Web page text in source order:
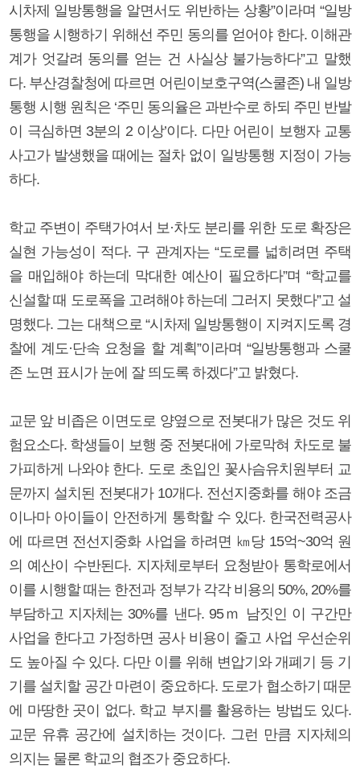
시차제 일방통행을 알면서도 위반하는 상황”이라며 “일방
통행을 시행하기 위해선 주민 동의를 얻어야 한다. 이해관
계가 엇갈려 동의를 얻는 건 사실상 불가능하다”고 말했
다. 부산경찰청에 따르면 어린이보호구역(스쿨존) 내 일방
통행 시행 원칙은 ‘주민 동의율은 과반수로 하되 주민 반발
이 극심하면 3분의 2 이상’이다. 다만 어린이 보행자 교통
사고가 발생했을 때에는 절차 없이 일방통행 지정이 가능
하다.
학교 주변이 주택가여서 보·차도 분리를 위한 도로 확장은
실현 가능성이 적다. 구 관계자는 “도로를 넓히려면 주택
을 매입해야 하는데 막대한 예산이 필요하다”며 “학교를
신설할 때 도로폭을 고려해야 하는데 그러지 못했다”고 설
명했다. 그는 대책으로 “시차제 일방통행이 지켜지도록 경
찰에 계도·단속 요청을 할 계획”이라며 “일방통행과 스쿨
존 노면 표시가 눈에 잘 띄도록 하겠다”고 밝혔다.
교문 앞 비좁은 이면도로 양옆으로 전봇대가 많은 것도 위
험요소다. 학생들이 보행 중 전봇대에 가로막혀 차도로 불
가피하게 나와야 한다. 도로 초입인 꽃사슴유치원부터 교
문까지 설치된 전봇대가 10개다. 전선지중화를 해야 조금
이나마 아이들이 안전하게 통학할 수 있다. 한국전력공사
에 따르면 전선지중화 사업을 하려면 ㎞당 15억~30억 원
의 예산이 수반된다. 지자체로부터 요청받아 통학로에서
이를 시행할 때는 한전과 정부가 각각 비용의 50%, 20%를
부담하고 지자체는 30%를 낸다. 95ｍ 남짓인 이 구간만
사업을 한다고 가정하면 공사 비용이 줄고 사업 우선순위
도 높아질 수 있다. 다만 이를 위해 변압기와 개폐기 등 기
기를 설치할 공간 마련이 중요하다. 도로가 협소하기 때문
에 마땅한 곳이 없다. 학교 부지를 활용하는 방법도 있다.
교문 유휴 공간에 설치하는 것이다. 그런 만큼 지자체의
의지는 물론 학교의 협조가 중요하다.